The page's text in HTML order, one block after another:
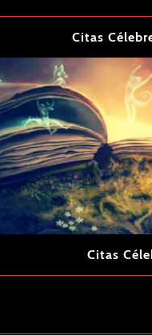
Citas
Citas